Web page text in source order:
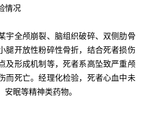
情况
宇全颅崩裂、脑组织破碎、双侧肋骨
腿开放性粉碎性骨折，结合死者损伤
及形成机制等，死者系高坠致严重颅
而死亡。经理化检验，死者心血中未
安眠等精神类药物。